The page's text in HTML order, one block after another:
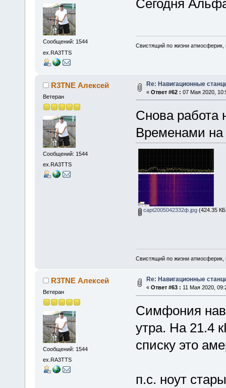
Сообщений: 1544
ex.RA3TTS
Сегодня
Свистящий по жизни
R3TNE Алексей
Ветеран
Сообщений: 1544
ex.RA3TTS
Re: Навигационные
« Ответ #62 : 07 Мая 2020,
Снова работа
Временами на
capt2005042332ф.jpg(424.35
Свистящий по жизни
R3TNE Алексей
Ветеран
Сообщений: 1544
ex.RA3TTS
Re: Навигационные
« Ответ #63 : 11 Мая 2020,
Симфония
утра. На 21.4
списку это
п.с. ноут